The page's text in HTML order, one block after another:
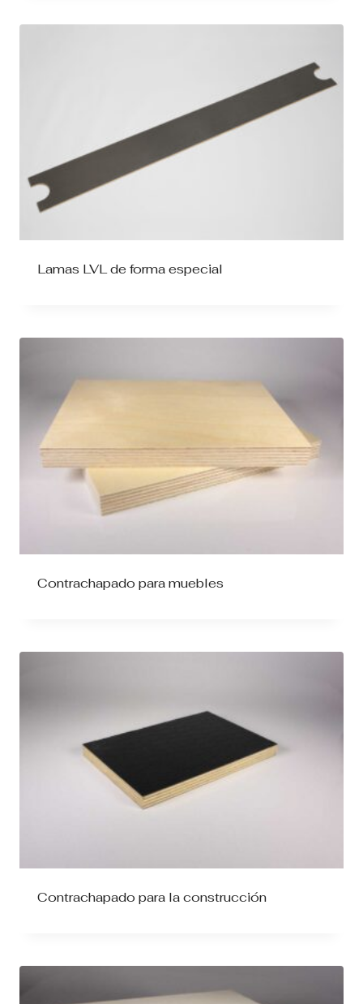
Lamas LVL de forma especial
Contrachapado para muebles
Contrachapado para la construcción